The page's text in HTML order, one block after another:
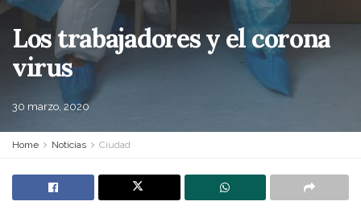
Los trabajadores y el corona
virus
30 marzo, 2020
Home Noticias Ciudad